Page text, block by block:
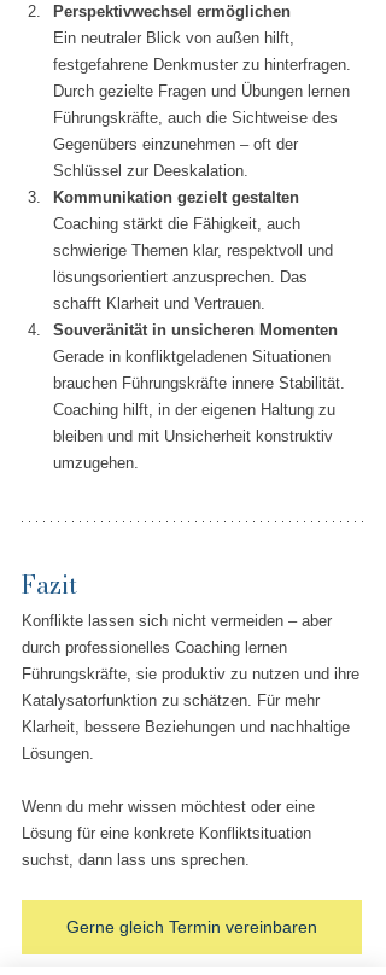
Perspektivwechsel ermöglichen
Ein neutraler Blick von außen hilft,
festgefahrene Denkmuster zu hinterfragen.
Durch gezielte Fragen und Übungen lernen
Führungskräfte, auch die Sichtweise des
Gegenübers einzunehmen – oft der
Schlüssel zur Deeskalation.
Kommunikation gezielt gestalten
Coaching stärkt die Fähigkeit, auch
schwierige Themen klar, respektvoll und
lösungsorientiert anzusprechen. Das
schafft Klarheit und Vertrauen.
Souveränität in unsicheren Momenten
Gerade in konfliktgeladenen Situationen
brauchen Führungskräfte innere Stabilität.
Coaching hilft, in der eigenen Haltung zu
bleiben und mit Unsicherheit konstruktiv
umzugehen.
Fazit
Konflikte lassen sich nicht vermeiden – aber
durch professionelles Coaching lernen
Führungskräfte, sie produktiv zu nutzen und ihre
Katalysatorfunktion zu schätzen. Für mehr
Klarheit, bessere Beziehungen und nachhaltige
Lösungen.
Wenn du mehr wissen möchtest oder eine
Lösung für eine konkrete Konfliktsituation
suchst, dann lass uns sprechen.
Gerne gleich Termin vereinbaren